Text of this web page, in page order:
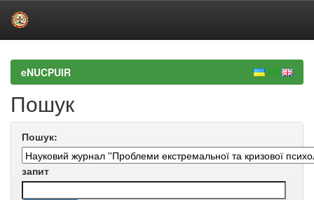
navigationeNUCPUIR
Пошук
Пошук:
запит